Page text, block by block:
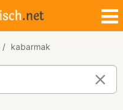
kabarmak